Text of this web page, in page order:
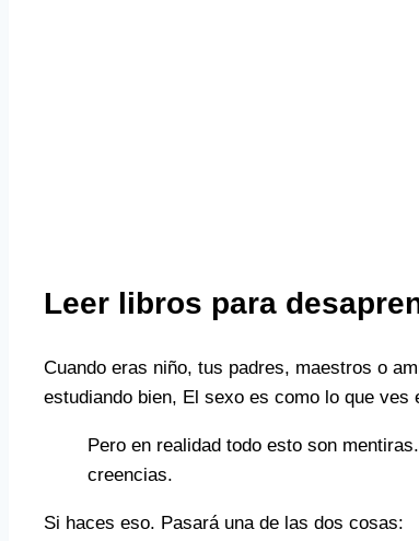
Leer libros para
Cuando eras niño, tus padres, maestros o
estudiando bien, El sexo es como lo que ves
Pero en realidad todo esto son
creencias.
Si haces eso. Pasará una de las dos cosas: